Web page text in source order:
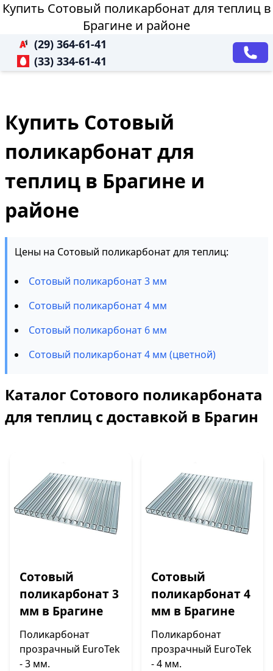
Купить Сотовый поликарбонат для теплиц в
Брагине и районе
(29) 364-61-41
(33) 334-61-41
Купить Сотовый
поликарбонат для
теплиц в Брагине и
районе
Цены на Сотовый поликарбонат для теплиц:
Сотовый поликарбонат 3 мм
Сотовый поликарбонат 4 мм
Сотовый поликарбонат 6 мм
Сотовый поликарбонат 4 мм (цветной)
Каталог Сотового поликарбоната
для теплиц с доставкой в Брагин
Сотовый
поликарбонат 3
мм в Брагине
Поликарбонат
прозрачный EuroTek
- 3 мм.
Сотовый
поликарбонат 4
мм в Брагине
Поликарбонат
прозрачный EuroTek
- 4 мм.